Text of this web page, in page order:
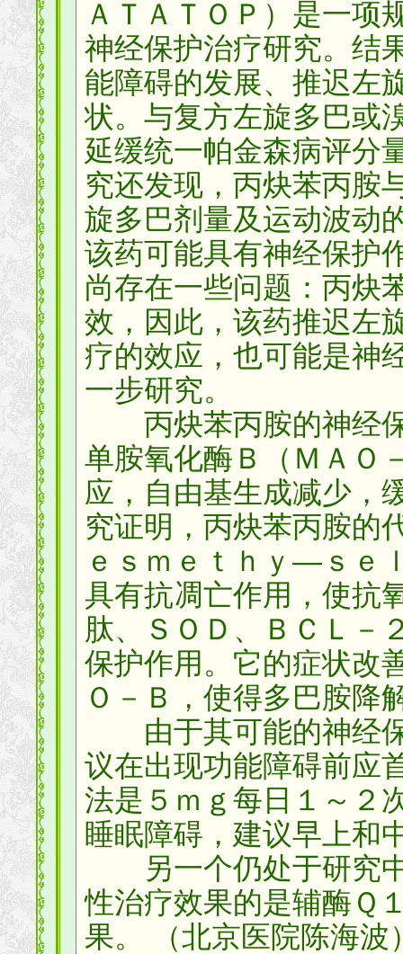
ＡＴＡＴＯＰ）是一项
神经保护治疗研究。结
能障碍的发展、推迟左
状。与复方左旋多巴或
延缓统一帕金森病评分
究还发现，丙炔苯丙胺
旋多巴剂量及运动波动
该药可能具有神经保护
尚存在一些问题：丙炔
效，因此，该药推迟左
疗的效应，也可能是神
一步研究。
丙炔苯丙胺的神经保
单胺氧化酶Ｂ（ＭＡＯ
应，自由基生成减少，
究证明，丙炔苯丙胺的
ｅｓｍｅｔｈｙ—ｓ
具有抗凋亡作用，使抗
肽、ＳＯＤ、ＢＣＬ－
保护作用。它的症状改
Ｏ－Ｂ，使得多巴胺降
由于其可能的神经保
议在出现功能障碍前应
法是５ｍｇ每日１～２
睡眠障碍，建议早上和
另一个仍处于研究中
性治疗效果的是辅酶Ｑ
果。 （北京医院陈海